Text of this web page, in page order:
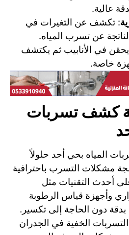
عالية.
: تكشف عن التغيرات في
عن تسرب المياه.
في الأنابيب ثم يكتشف
خاصة.
كشف تسربات
المياه بحي أحد حلولاً
مشكلات التسرب باحترافية
أحدث التقنيات مثل
وأجهزة قياس الرطوبة
دون الحاجة إلى تكسير.
الخفية في الجدران